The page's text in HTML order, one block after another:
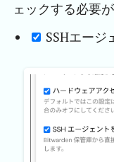
ェックする必要が
SSHエージ